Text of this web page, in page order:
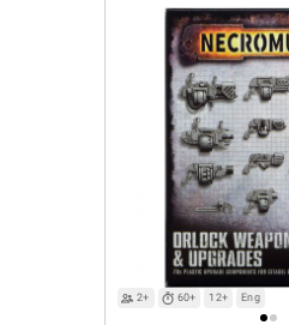
Necromunda: House of Shadow
Уведомить о наличии
2+ 60+ 12+ Eng